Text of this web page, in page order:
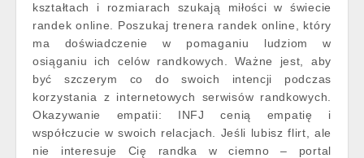
kształtach i rozmiarach szukają miłości w świecie
randek online. Poszukaj trenera randek online, który
ma doświadczenie w pomaganiu ludziom w
osiąganiu ich celów randkowych. Ważne jest, aby
być szczerym co do swoich intencji podczas
korzystania z internetowych serwisów randkowych.
Okazywanie empatii: INFJ cenią empatię i
współczucie w swoich relacjach. Jeśli lubisz flirt, ale
nie interesuje Cię randka w ciemno – portal